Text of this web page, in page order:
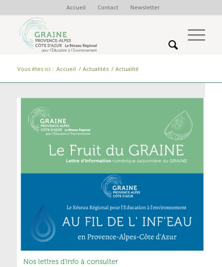
Accueil Contact Newsletter
Vous êtes ici : Accueil / Actualités / Actualité
Nos lettres d’info à consulter